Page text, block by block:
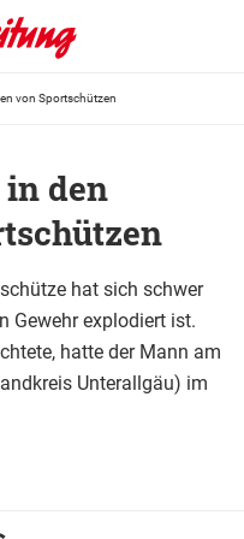
von Sportschützen
den
hat sich schwer
Gewehr explodiert ist.
hatte der Mann am
Unterallgäu) im